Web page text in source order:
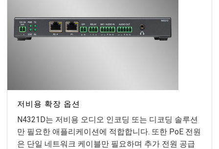
저비용 확장 옵션
N4321D는 저비용 오디오 인코딩 또는 디코딩 솔루션
만 필요한 애플리케이션에 적합합니다. 또한 PoE 전원
은 단일 네트워크 케이블만 필요하며 추가 전원 공급